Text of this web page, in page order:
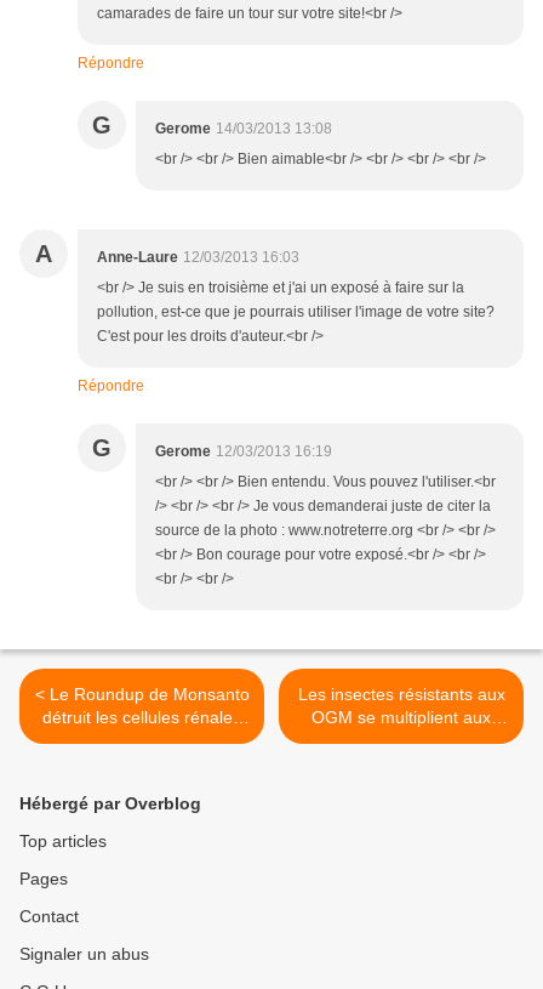
camarades de faire un tour sur votre site!<br />
Répondre
G Gerome 14/03/2013 13:08
<br /> <br /> Bien aimable<br /> <br /> <br /> <br />
A Anne-Laure 12/03/2013 16:03
<br /> Je suis en troisième et j'ai un exposé à faire sur la
pollution, est-ce que je pourrais utiliser l'image de votre site?
C'est pour les droits d'auteur.<br />
Répondre
G Gerome 12/03/2013 16:19
<br /> <br /> Bien entendu. Vous pouvez l'utiliser.<br
/> <br /> <br /> Je vous demanderai juste de citer la
source de la photo : www.notreterre.org <br /> <br />
<br /> Bon courage pour votre exposé.<br /> <br />
<br /> <br />
< Le Roundup de Monsanto
détruit les cellules rénales
humaines
Les insectes résistants aux
OGM se multiplient aux
Etats-Unis >
Hébergé par Overblog
Top articles
Pages
Contact
Signaler un abus